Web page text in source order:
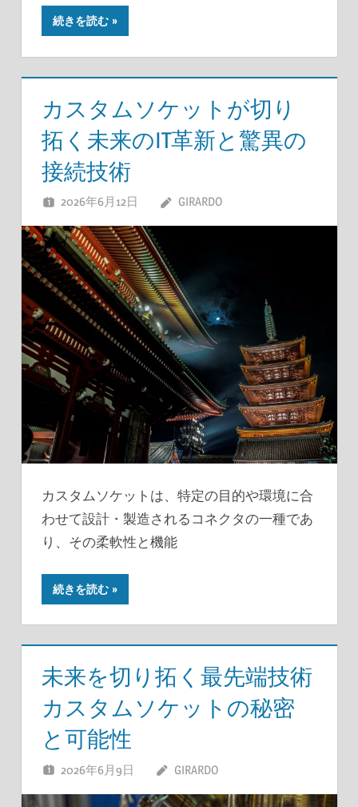
続きを読む
カスタムソケットが切り
拓く未来のIT革新と驚異の
接続技術
2026年6月12日 GIRARDO
カスタムソケットは、特定の目的や環境に合
わせて設計・製造されるコネクタの一種であ
り、その柔軟性と機能
続きを読む
未来を切り拓く最先端技術
カスタムソケットの秘密
と可能性
2026年6月9日 GIRARDO